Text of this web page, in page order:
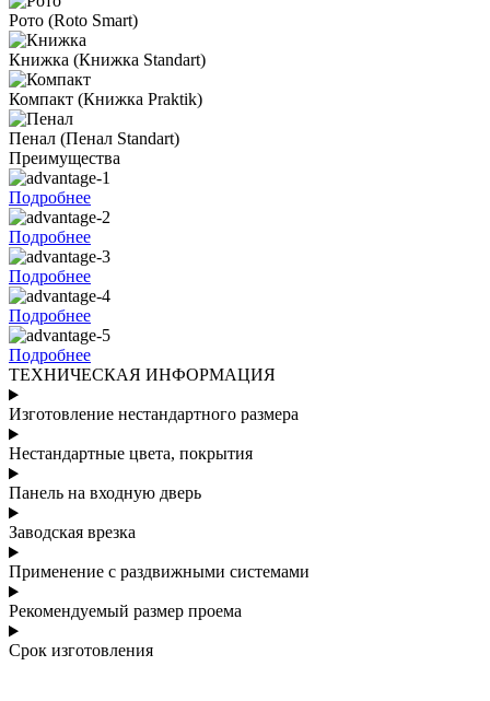
Рото (Roto Smart)
Книжка (Книжка Standart)
Компакт (Книжка Praktik)
Пенал (Пенал Standart)
Преимущества
Подробнее
Подробнее
Подробнее
Подробнее
Подробнее
ТЕХНИЧЕСКАЯ ИНФОРМАЦИЯ
Изготовление нестандартного размера
Нестандартные цвета, покрытия
Панель на входную дверь
Заводская врезка
Применение с раздвижными системами
Рекомендуемый размер проема
Срок изготовления